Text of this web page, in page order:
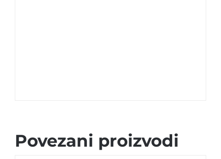
Povezani proizvodi